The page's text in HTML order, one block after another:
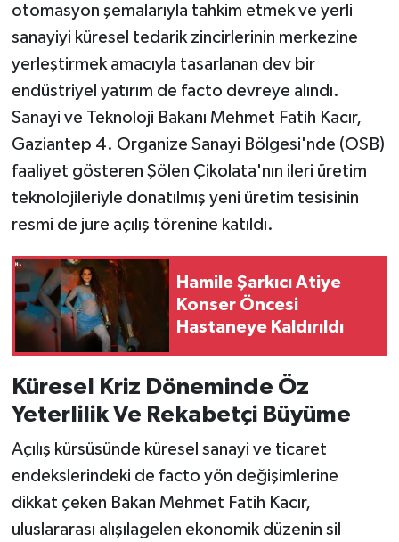
otomasyon şemalarıyla tahkim etmek ve yerli
sanayiyi küresel tedarik zincirlerinin merkezine
yerleştirmek amacıyla tasarlanan dev bir
endüstriyel yatırım de facto devreye alındı.
Sanayi ve Teknoloji Bakanı Mehmet Fatih Kacır,
Gaziantep 4. Organize Sanayi Bölgesi'nde (OSB)
faaliyet gösteren Şölen Çikolata'nın ileri üretim
teknolojileriyle donatılmış yeni üretim tesisinin
resmi de jure açılış törenine katıldı.
Hamile Şarkıcı Atiye
Konser Öncesi
Hastaneye Kaldırıldı
Küresel Kriz Döneminde Öz
Yeterlilik Ve Rekabetçi Büyüme
Açılış kürsüsünde küresel sanayi ve ticaret
endekslerindeki de facto yön değişimlerine
dikkat çeken Bakan Mehmet Fatih Kacır,
uluslararası alışılagelen ekonomik düzenin sil